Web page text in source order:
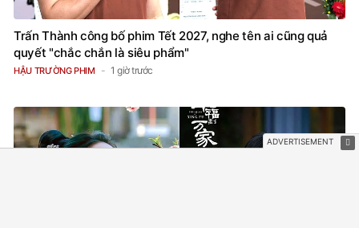
Trấn Thành công bố phim Tết 2027, nghe tên ai cũng quả
quyết "chắc chắn là siêu phẩm"
HẬU TRƯỜNG PHIM 1 giờ trước